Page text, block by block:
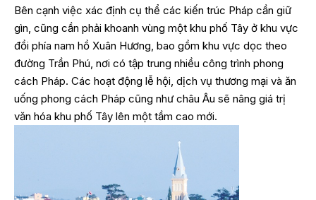
Bên cạnh việc xác định cụ thể các kiến trúc Pháp cần giữ
gìn, cũng cần phải khoanh vùng một khu phố Tây ở khu vực
đồi phía nam hồ Xuân Hương, bao gồm khu vực dọc theo
đường Trần Phú, nơi có tập trung nhiều công trình phong
cách Pháp. Các hoạt động lễ hội, dịch vụ thương mại và ăn
uống phong cách Pháp cũng như châu Âu sẽ nâng giá trị
văn hóa khu phố Tây lên một tầm cao mới.